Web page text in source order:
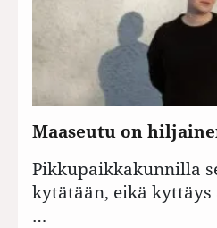
Maaseutu on
Pikkupaikkakunnilla
kytätään, eikä kyttäys
…